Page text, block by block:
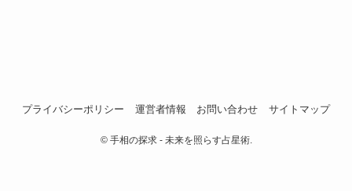
プライバシーポリシー 運営者情報 お問い合わせ サイトマップ
©手相の探求 - 未来を照らす占星術.